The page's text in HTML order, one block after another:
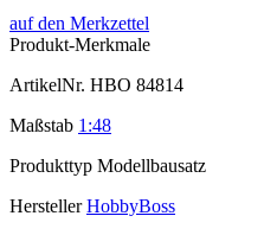
auf den Merkzettel
Produkt-Merkmale
ArtikelNr. HBO 84814
Maßstab 1:48
Produkttyp Modellbausatz
Hersteller HobbyBoss